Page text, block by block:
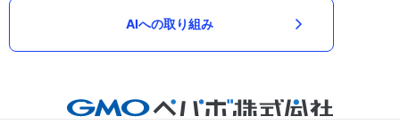
AIへの取り組み